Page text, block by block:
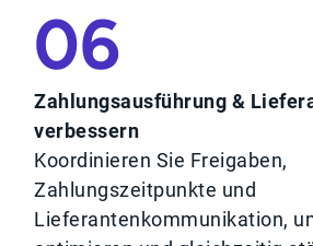
06
Zahlungsausführung &
verbessern
Koordinieren Sie Freigaben,
Zahlungszeitpunkte und
Lieferantenkommunikation,